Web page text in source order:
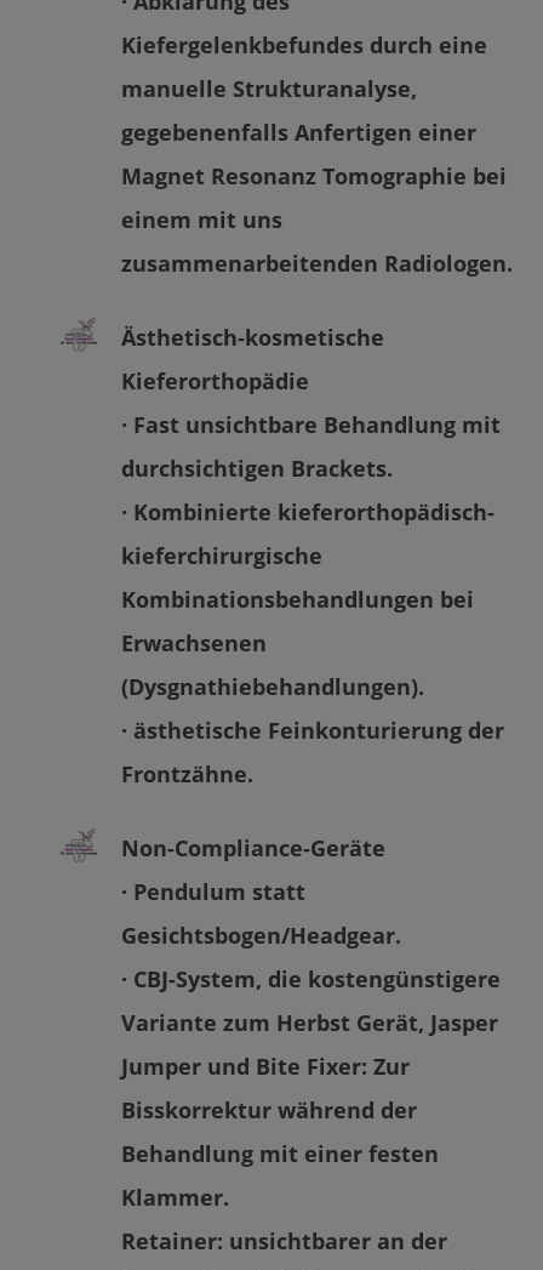
Kiefergelenkbefundes durch eine
manuelle Strukturanalyse,
gegebenenfalls Anfertigen einer
Magnet Resonanz Tomographie bei
einem mit uns
zusammenarbeitenden Radiologen.
Ästhetisch-kosmetische
Kieferorthopädie
· Fast unsichtbare Behandlung mit
durchsichtigen Brackets.
· Kombinierte kieferorthopädisch-
kieferchirurgische
Kombinationsbehandlungen bei
Erwachsenen
(Dysgnathiebehandlungen).
· ästhetische Feinkonturierung der
Frontzähne.
Non-Compliance-Geräte
· Pendulum statt
Gesichtsbogen/Headgear.
· CBJ-System, die kostengünstigere
Variante zum Herbst Gerät, Jasper
Jumper und Bite Fixer: Zur
Bisskorrektur während der
Behandlung mit einer festen
Klammer.
Retainer: unsichtbarer an der